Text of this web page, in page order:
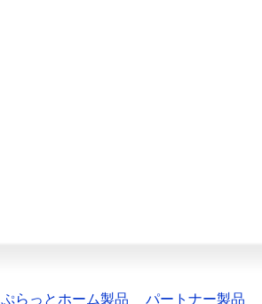
ぷらっとホーム製品 パートナー製品